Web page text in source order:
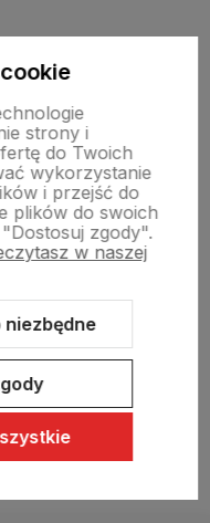
Shoper Modern 3.0™
strony i
do Twoich
wykorzystanie
i przejść do
plików do swoich
zgody".
w naszej